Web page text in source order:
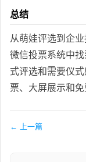
总结
从萌娃评选到企
微信投票系统中
式评选和需要仪
票、大屏展示和免
← 上一篇